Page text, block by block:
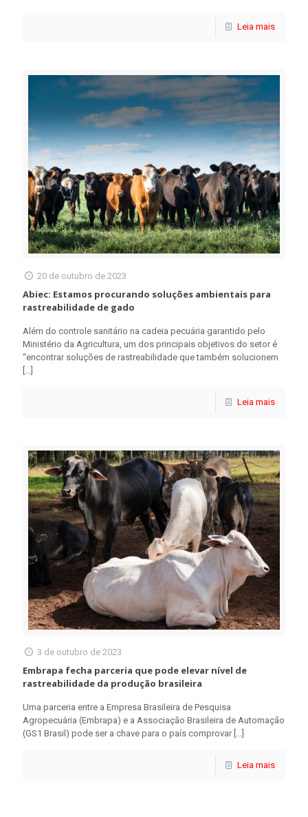
Leia mais
20 de outubro de 2023
Abiec: Estamos procurando soluções ambientais para
rastreabilidade de gado
Além do controle sanitário na cadeia pecuária garantido pelo
Ministério da Agricultura, um dos principais objetivos do setor é
“encontrar soluções de rastreabilidade que também solucionem
[…]
Leia mais
3 de outubro de 2023
Embrapa fecha parceria que pode elevar nível de
rastreabilidade da produção brasileira
Uma parceria entre a Empresa Brasileira de Pesquisa
Agropecuária (Embrapa) e a Associação Brasileira de Automação
(GS1 Brasil) pode ser a chave para o país comprovar[…]
Leia mais